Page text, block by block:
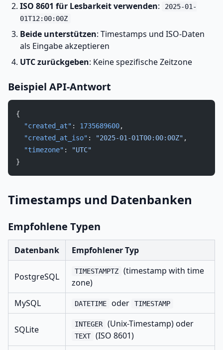
ISO 8601 für Lesbarkeit verwenden:
2025-01-
01T12:00:00Z
Beide unterstützen: Timestamps und ISO-Daten
als Eingabe akzeptieren
UTC zurückgeben: Keine spezifische Zeitzone
Beispiel API-Antwort
{
  "created_at"
: 1735689600,
  "created_at_iso"
: "2025-01-01T00:00:00Z" ,
  "timezone"
:
"UTC"
}
Timestamps und Datenbanken
Empfohlene Typen
Datenbank Empfohlener Typ
PostgreSQL TIMESTAMPTZ
(timestamp with time
zone)
MySQL
DATETIME oder TIMESTAMP
SQLite INTEGER (Unix-Timestamp) oder
TEXT (ISO 8601)